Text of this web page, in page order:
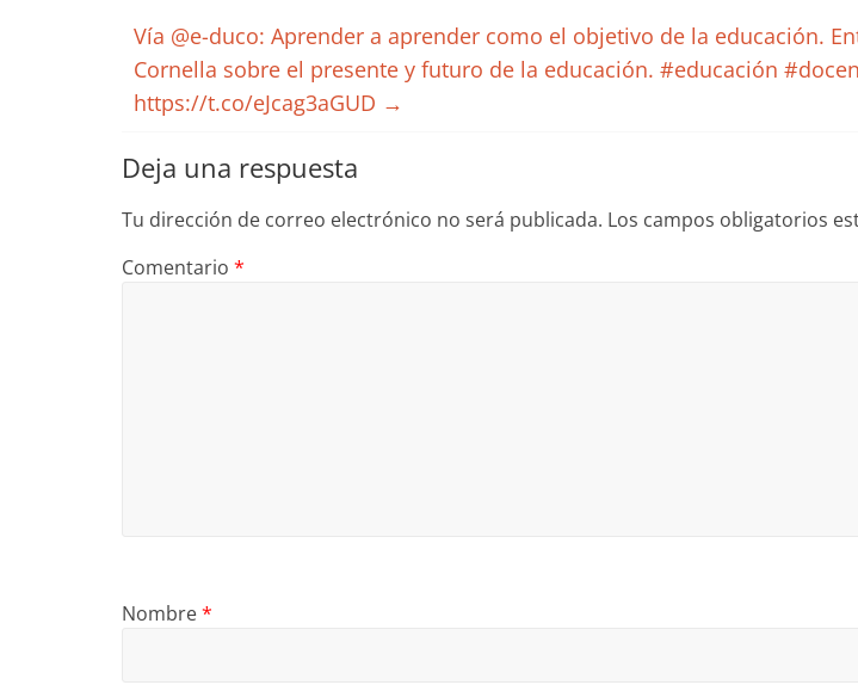
Vía @e-duco: Aprender a aprender como el objetivo de la educación.
Cornella sobre el presente y futuro de la educación. #educación
https://t.co/eJcag3aGUD →
Deja una respuesta
Tu dirección de correo electrónico no será publicada. Los campos obligatorios
Comentario *
Nombre*